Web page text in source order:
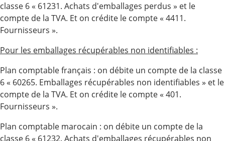
classe 6 « 61231. Achats d'emballages perdus » et le
compte de la TVA. Et on crédite le compte « 4411.
Fournisseurs ».
Pour les emballages récupérables non identifiables :
Plan comptable français : on débite un compte de la classe
6 « 60265. Emballages récupérables non identifiables » et le
compte de la TVA. Et on crédite le compte « 401.
Fournisseurs ».
Plan comptable marocain : on débite un compte de la
classe 6 « 61232. Achats d'emballages récupérables non